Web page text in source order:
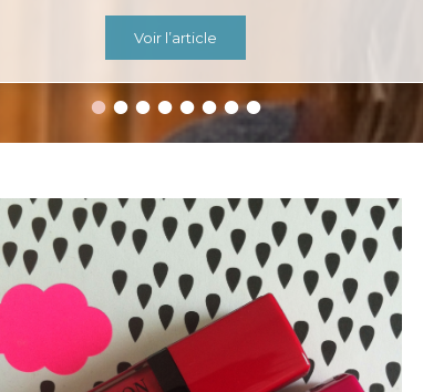
••••••••
Voir l’article